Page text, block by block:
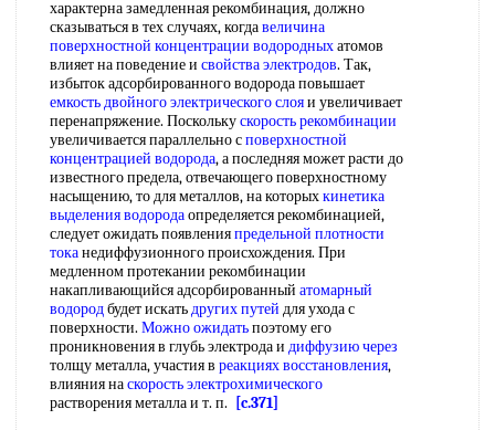
характерна замедленная рекомбинация, должно
сказываться в тех случаях, когдавеличина
поверхностной концентрации водородныхатомов
влияет на поведение и свойства электродов. Так,
избыток адсорбированного водорода повышает
емкость двойного электрического слояи увеличивает
перенапряжение. Посколькускорость рекомбинации
увеличивается параллельно споверхностной
концентрацией водорода, а последняя может расти до
известного предела, отвечающего поверхностному
насыщению, то для металлов, на которыхкинетика
выделения водородаопределяется рекомбинацией,
следует ожидать появленияпредельной плотности
токанедиффузионного происхождения. При
медленном протекании рекомбинации
накапливающийся адсорбированный атомарный
водородбудет искатьдругих путей для ухода с
поверхности. Можно ожидатьпоэтому его
проникновения в глубь электрода и диффузию через
толщу металла, участия в реакциях восстановления,
влияния наскорость электрохимического
растворения металла и т. п.
[c.371]